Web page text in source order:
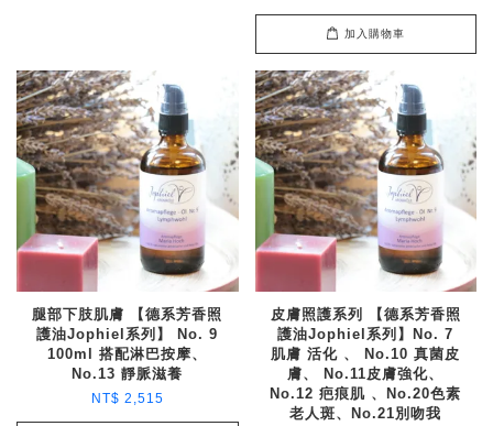
加入購物車
腿部下肢肌膚 【德系芳香照
護油Jophiel系列】 No. 9
100ml 搭配淋巴按摩、
No.13 靜脈滋養
NT$ 2,515
皮膚照護系列 【德系芳香照
護油Jophiel系列】No. 7
肌膚 活化 、 No.10 真菌皮
膚、 No.11皮膚強化、
No.12 疤痕肌 、No.20色素
老人斑、No.21別吻我